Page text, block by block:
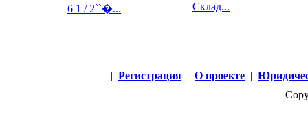
6 1 / 2``�... Склад...
| Регистрация | О проекте |